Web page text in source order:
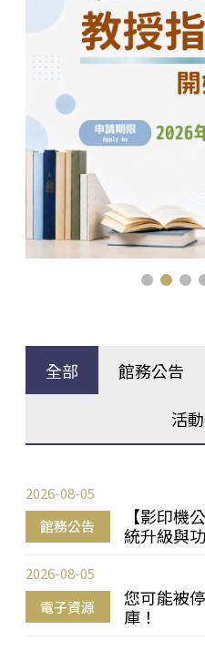
全部 館務公告
活
館務公告
【影印機
統升級與
2026-08-05
電子資源
您可能被
庫！
2026-08-05